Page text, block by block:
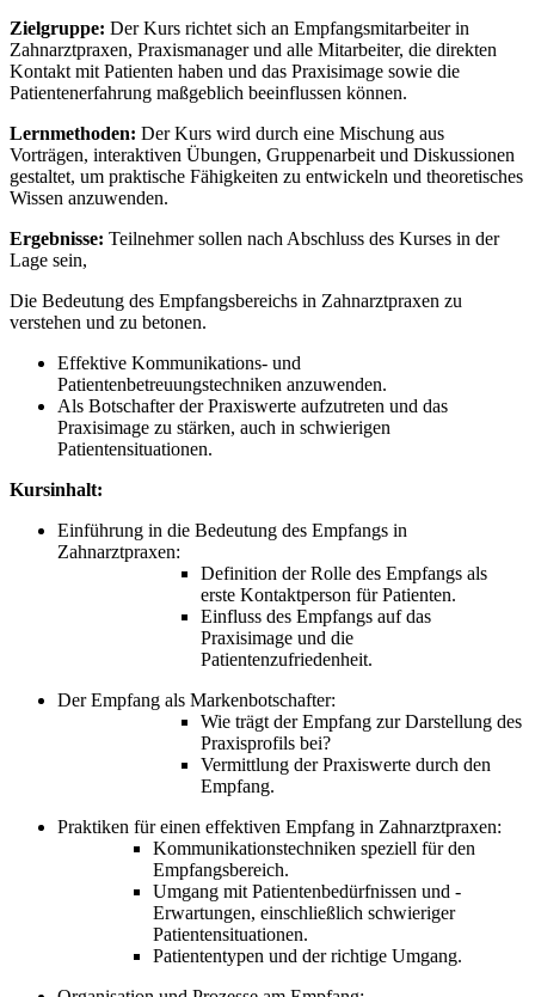
Zielgruppe: Der Kurs richtet sich an Empfangsmitarbeiter in
Zahnarztpraxen, Praxismanager und alle Mitarbeiter, die direkten
Kontakt mit Patienten haben und das Praxisimage sowie die
Patientenerfahrung maßgeblich beeinflussen können.
Lernmethoden: Der Kurs wird durch eine Mischung aus
Vorträgen, interaktiven Übungen, Gruppenarbeit und Diskussionen
gestaltet, um praktische Fähigkeiten zu entwickeln und theoretisches
Wissen anzuwenden.
Ergebnisse: Teilnehmer sollen nach Abschluss des Kurses in der
Lage sein,
Die Bedeutung des Empfangsbereichs in Zahnarztpraxen zu
verstehen und zu betonen.
Effektive Kommunikations- und
Patientenbetreuungstechniken anzuwenden.
Als Botschafter der Praxiswerte aufzutreten und das
Praxisimage zu stärken, auch in schwierigen
Patientensituationen.
Kursinhalt:
Einführung in die Bedeutung des Empfangs in
Zahnarztpraxen:
Definition der Rolle des Empfangs als
erste Kontaktperson für Patienten.
Einfluss des Empfangs auf das
Praxisimage und die
Patientenzufriedenheit.
Der Empfang als Markenbotschafter:
Wie trägt der Empfang zur Darstellung des
Praxisprofils bei?
Vermittlung der Praxiswerte durch den
Empfang.
Praktiken für einen effektiven Empfang in Zahnarztpraxen:
Kommunikationstechniken speziell für den
Empfangsbereich.
Umgang mit Patientenbedürfnissen und -
Erwartungen, einschließlich schwieriger
Patientensituationen.
Patiententypen und der richtige Umgang.